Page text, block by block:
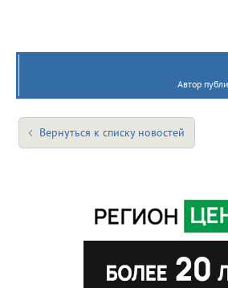
Автор
Вернуться к списку новостей